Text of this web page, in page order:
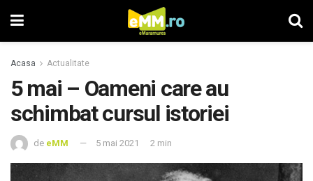
Acasa Actualitate
5 mai – Oameni care au
schimbat cursul istoriei
de eMM 5 mai 2021 2 min